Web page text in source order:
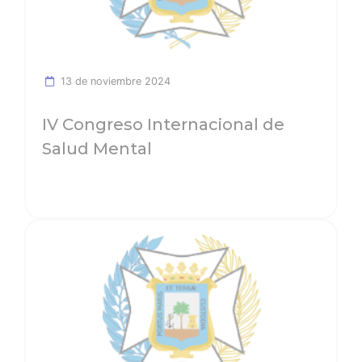
13 de noviembre 2024
IV Congreso Internacional de
Salud Mental